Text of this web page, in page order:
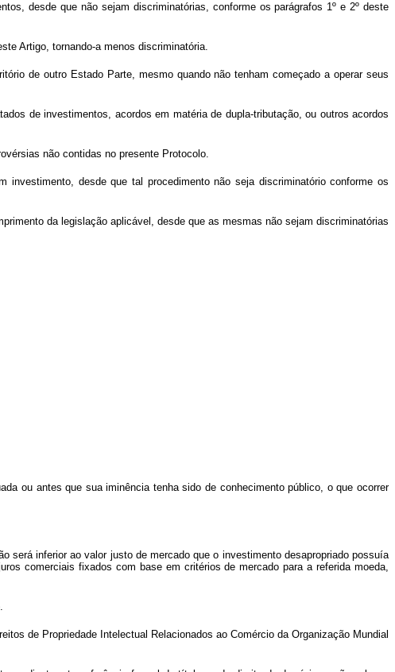
desde que não sejam discriminatórias, conforme os parágrafos 1º e 2º deste
Artigo, tornando-a menos discriminatória.
de outro Estado Parte, mesmo quando não tenham começado a operar seus
de investimentos, acordos em matéria de dupla-tributação, ou outros acordos
não contidas no presente Protocolo.
desde que tal procedimento não seja discriminatório conforme os
da legislação aplicável, desde que as mesmas não sejam discriminatórias
ou antes que sua iminência tenha sido de conhecimento público, o que ocorrer
será inferior ao valor justo de mercado que o investimento desapropriado possuía
comerciais fixados com base em critérios de mercado para a referida moeda,
de Propriedade Intelectual Relacionados ao Comércio da Organização Mundial